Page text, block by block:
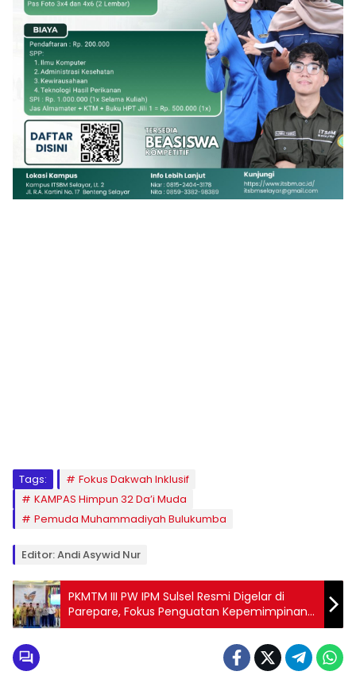
Tags:
Fokus Dakwah Inklusif
KAMPAS Himpun 32 Da’i Muda
Pemuda Muhammadiyah Bulukumba
Editor: Andi Asywid Nur
PKMTM III PW IPM Sulsel Resmi Digelar di
Parepare, Fokus Penguatan Kepemimpinan
dan Kaderisasi